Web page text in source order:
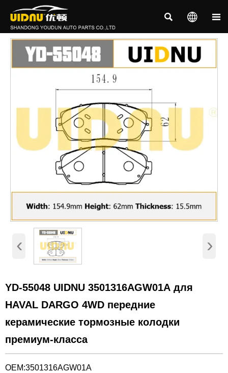
  
‹ ›
YD-55048 UIDNU 3501316AGW01A для
HAVAL DARGO 4WD передние
керамические тормозные колодки
премиум-класса
OEM:3501316AGW01A